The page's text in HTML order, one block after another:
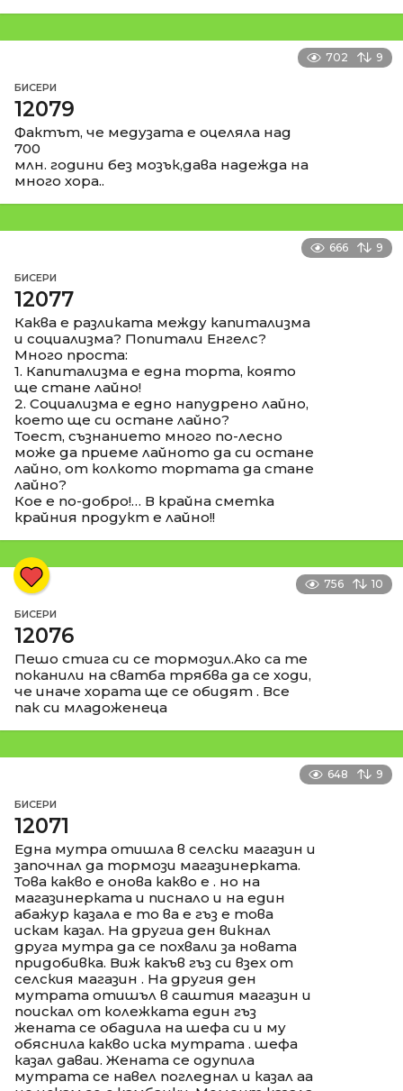
702 9
БИСЕРИ
12079
Фактът, че медузата е оцеляла над
700
млн. години без мозък,дава надежда на
много хора..
666 9
БИСЕРИ
12077
Каква е разликата между капитализма
и социализма? Попитали Енгелс?
Много проста:
1. Капитализма е една торта, която
ще стане лайно!
2. Социализма е едно напудрено лайно,
което ще си остане лайно?
Тоест, съзнанието много по-лесно
може да приеме лайното да си остане
лайно, от колкото тортата да стане
лайно?
Кое е по-добро!… В крайна сметка
крайния продукт е лайно!!
756 10
БИСЕРИ
12076
Пешо стига си се тормозил.Ако са те
поканили на сватба трябва да се ходи,
че иначе хората ще се обидят . Все
пак си младоженеца
648 9
БИСЕРИ
12071
Една мутра отишла в селски магазин и
започнал да тормози магазинерката.
Това какво е онова какво е . но на
магазинерката и писнало и на един
абажур казала е то ва е гъз е това
искам казал. На другиа ден викнал
друга мутра да се похвали за новата
придобивка. Виж какъв гъз си взех от
селския магазин . На другия ден
мутрата отишъл в саштия магазин и
поискал от колежката един гъз
жената се обадила на шефа си и му
обяснила какво иска мутрата . шефа
казал даваи. Жената се одупила
мутрата се навел погледнал и казал аа